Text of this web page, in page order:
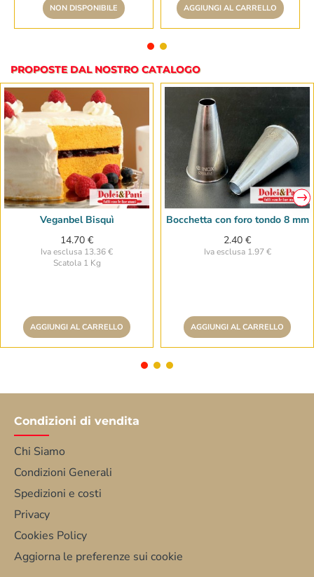
NON DISPONIBILE AGGIUNGI AL CARRELLO
PROPOSTE DAL NOSTRO CATALOGO
Veganbel Bisquì
14.70 €
Iva esclusa 13.36 €
Scatola 1 Kg
AGGIUNGI AL CARRELLO
Bocchetta con foro tondo 8 mm
2.40 €
Iva esclusa 1.97 €
AGGIUNGI AL CARRELLO
Condizioni di vendita
Chi Siamo
Condizioni Generali
Spedizioni e costi
Privacy
Cookies Policy
Aggiorna le preferenze sui cookie